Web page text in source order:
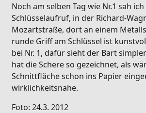
Noch am selben Tag wie Nr.1 sah
Schlüsselaufruf, in der Richard-
Mozartstraße, dort an einem
runde Griff am Schlüssel ist
bei Nr. 1, dafür sieht der Bart
hat die Schere so gezeichnet, als
Schnittfläche schon ins Papier
wirklichkeitsnahe.
Foto: 24.3. 2012